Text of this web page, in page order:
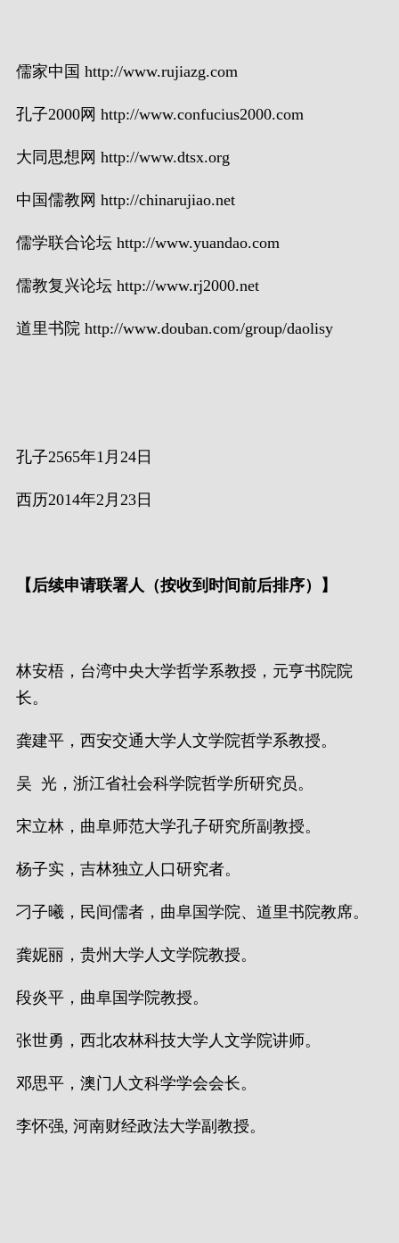
儒家中国 http://www.rujiazg.com
孔子2000网 http://www.confucius2000.com
大同思想网 http://www.dtsx.org
中国儒教网 http://chinarujiao.net
儒学联合论坛 http://www.yuandao.com
儒教复兴论坛 http://www.rj2000.net
道里书院 http://www.douban.com/group/daolisy
孔子2565年1月24日
西历2014年2月23日
【后续申请联署人（按收到时间前后排序）】
林安梧，台湾中央大学哲学系教授，元亨书院院
长。
龚建平，西安交通大学人文学院哲学系教授。
吴 光，浙江省社会科学院哲学所研究员。
宋立林，曲阜师范大学孔子研究所副教授。
杨子实，吉林独立人口研究者。
刁子曦，民间儒者，曲阜国学院、道里书院教席。
龚妮丽，贵州大学人文学院教授。
段炎平，曲阜国学院教授。
张世勇，西北农林科技大学人文学院讲师。
邓思平，澳门人文科学学会会长。
李怀强, 河南财经政法大学副教授。